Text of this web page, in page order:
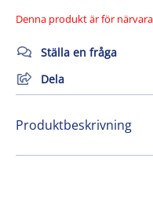
Denna produkt är för
Ställa en fråga
Dela
Produktbeskrivning